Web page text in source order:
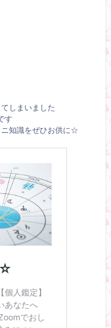
しまいました
す
知識をぜひお供に☆